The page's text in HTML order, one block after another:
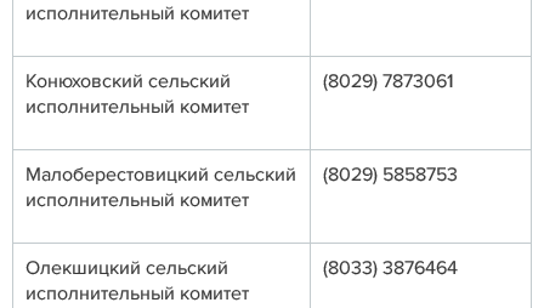
исполнительный комитет
Конюховский сельский
исполнительный комитет
(8029) 7873061
Малоберестовицкий сельский
исполнительный комитет
(8029) 5858753
Олекшицкий сельский
исполнительный комитет
(8033) 3876464